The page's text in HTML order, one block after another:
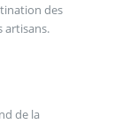
des
artisans.
de la